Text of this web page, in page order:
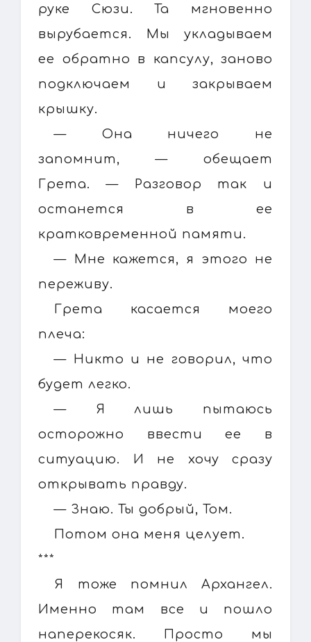
руке Сюзи. Та мгновенно
вырубается. Мы укладываем
ее обратно в капсулу, заново
подключаем и закрываем
крышку.
— Она ничего не
запомнит, — обещает
Грета. — Разговор так и
останется в ее
кратковременной памяти.
— Мне кажется, я этого не
переживу.
Грета касается моего
плеча:
— Никто и не говорил, что
будет легко.
— Я лишь пытаюсь
осторожно ввести ее в
ситуацию. И не хочу сразу
открывать правду.
— Знаю. Ты добрый, Том.
Потом она меня целует.
***
Я тоже помнил Архангел.
Именно там все и пошло
наперекосяк. Просто мы